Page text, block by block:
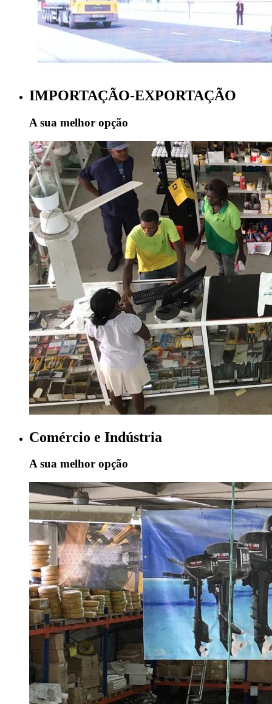
IMPORTAÇÃO-EXPORTAÇÃO
A sua melhor opção
Comércio e Indústria
A sua melhor opção